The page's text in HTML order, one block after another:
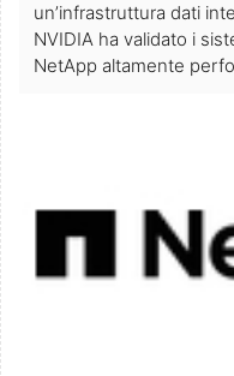
un’infrastruttura dati
NVIDIA ha validato i
NetApp altamente